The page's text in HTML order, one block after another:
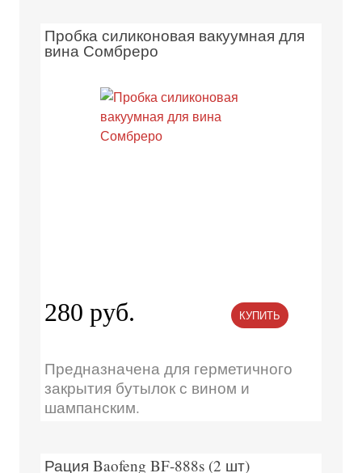
Пробка силиконовая вакуумная для
вина Сомбреро
280 руб. КУПИТЬ
Предназначена для герметичного
закрытия бутылок с вином и
шампанским.
Рация Baofeng BF-888s (2 шт)